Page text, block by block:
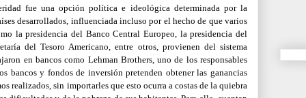
fue una opción política e ideológica determinada por la
desarrollados, influenciada incluso por el hecho de que varios
la presidencia del Banco Central Europeo, la presidencia del
del Tesoro Americano, entre otros, provienen del sistema
en bancos como Lehman Brothers, uno de los responsables
bancos y fondos de inversión pretenden obtener las ganancias
realizados, sin importarles que esto ocurra a costas de la quiebra